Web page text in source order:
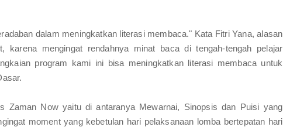
dalam meningkatkan literasi membaca." Kata Fitri Yana, alasan
karena mengingat rendahnya minat baca di tengah-tengah pelajar
program kami ini bisa meningkatkan literasi membaca untuk
Zaman Now yaitu di antaranya Mewarnai, Sinopsis dan Puisi yang
moment yang kebetulan hari pelaksanaan lomba bertepatan hari